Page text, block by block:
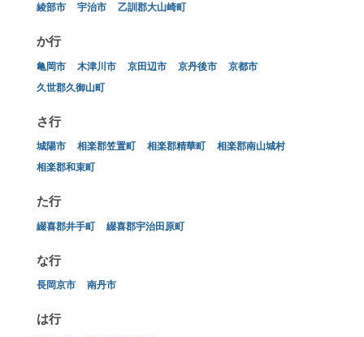
綾部市 宇治市 乙訓郡大山崎町
か行
亀岡市 木津川市 京田辺市 京丹後市
京都市
久世郡久御山町
さ行
城陽市 相楽郡笠置町 相楽郡精華町
相楽郡南山城村
相楽郡和束町
た行
綴喜郡井手町 綴喜郡宇治田原町
な行
長岡京市 南丹市
は行